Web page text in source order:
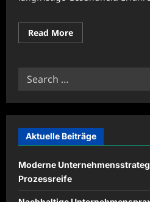
Read MoreRead
more
Search
Aktuelle Beiträge
Moderne
Prozessreife